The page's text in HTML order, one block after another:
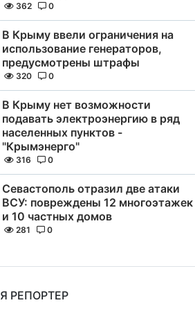
362 0
В Крыму ввели ограничения на
использование генераторов,
предусмотрены штрафы
320 0
В Крыму нет возможности
подавать электроэнергию в ряд
населенных пунктов -
"Крымэнерго"
316 0
Севастополь отразил две атаки
ВСУ: повреждены 12 многоэтажек
и 10 частных домов
281 0
Я РЕПОРТЕР